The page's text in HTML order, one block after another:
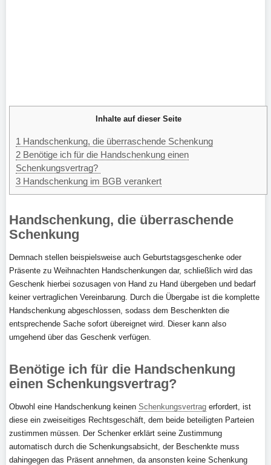
Inhalte auf dieser Seite
1 Handschenkung, die überraschende Schenkung
2 Benötige ich für die Handschenkung einen
Schenkungsvertrag?
3 Handschenkung im BGB verankert
Handschenkung, die überraschende
Schenkung
Demnach stellen beispielsweise auch Geburtstagsgeschenke oder
Präsente zu Weihnachten Handschenkungen dar, schließlich wird das
Geschenk hierbei sozusagen von Hand zu Hand übergeben und bedarf
keiner vertraglichen Vereinbarung. Durch die Übergabe ist die komplette
Handschenkung abgeschlossen, sodass dem Beschenkten die
entsprechende Sache sofort übereignet wird. Dieser kann also
umgehend über das Geschenk verfügen.
Benötige ich für die Handschenkung
einen Schenkungsvertrag?
Obwohl eine Handschenkung keinen Schenkungsvertrag erfordert, ist
diese ein zweiseitiges Rechtsgeschäft, dem beide beteiligten Parteien
zustimmen müssen. Der Schenker erklärt seine Zustimmung
automatisch durch die Schenkungsabsicht, der Beschenkte muss
dahingegen das Präsent annehmen, da ansonsten keine Schenkung